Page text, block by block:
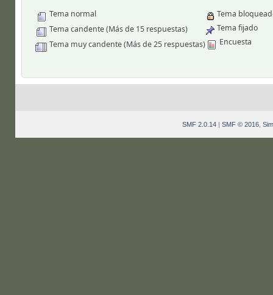
Tema normal
Tema candente (Más de 15 respuestas)
Tema muy candente (Más de 25 respuestas)
Tema
Tema fijado
Encuesta
SMF 2.0.14 | SMF © 2016